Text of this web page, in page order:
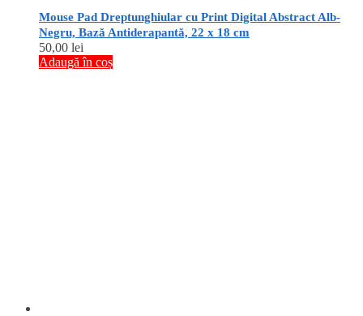
Mouse Pad Dreptunghiular cu Print Digital Abstract Alb-
Negru, Bază Antiderapantă, 22 x 18 cm
50,00 lei
Adaugă în coș